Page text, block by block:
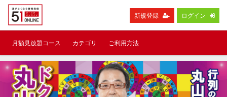
新規登録 ログイン
月額見放題コース カテゴリ ご利用方法